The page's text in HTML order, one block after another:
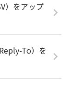
）をアップ
To）を